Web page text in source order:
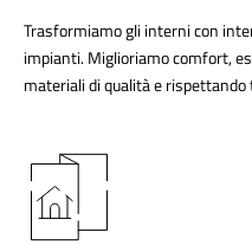
Trasformiamo gli interni con
impianti. Miglioriamo comfort,
materiali di qualità e